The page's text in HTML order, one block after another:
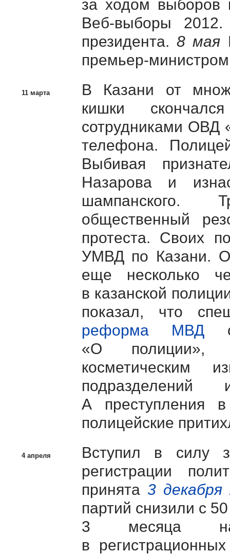
за ходом выборов
Веб-выборы
президента. 8 мая
премьер-
11 марта
В Казани от
кишки
сотрудниками ОВД
телефона.
Выбивая
Назарова и
шампанского.
общественный
протеста. Своих
УМВД по Казани.
еще несколько
в казанской
показал, что
реформа МВД
«О полиции»,
косметическим
подразделений
А преступления
полицейские
4 апреля
Вступил в силу
регистрации
принята 3 декабря
партий снизили с
3 месяца на
в